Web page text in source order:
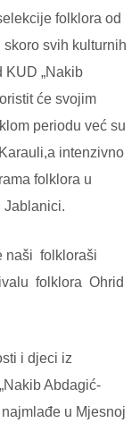
folklora od
svih kulturnih
KUD „Nakib
će svojim
periodu već su
intenzivno
folklora u
Jablanici.
naši folkloraši
folklora Ohrid
i djeci iz
Abdagić-
u Mjesnoj